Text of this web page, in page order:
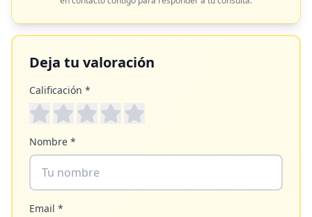
Deja tu valoración
Calificación *
Nombre *
Email *